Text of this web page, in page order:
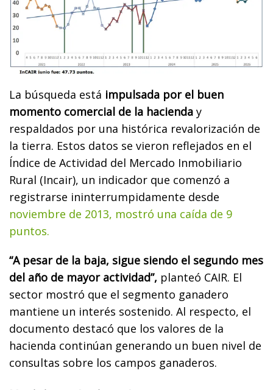
La búsqueda está impulsada por el buen
momento comercial de la hacienda y
respaldados por una histórica revalorización de
la tierra. Estos datos se vieron reflejados en el
Índice de Actividad del Mercado Inmobiliario
Rural (Incair), un indicador que comenzó a
registrarse ininterrumpidamente desde
noviembre de 2013, mostró una caída de 9
puntos.
“A pesar de la baja, sigue siendo el segundo mes
del año de mayor actividad”, planteó CAIR. El
sector mostró que el segmento ganadero
mantiene un interés sostenido. Al respecto, el
documento destacó que los valores de la
hacienda continúan generando un buen nivel de
consultas sobre los campos ganaderos.